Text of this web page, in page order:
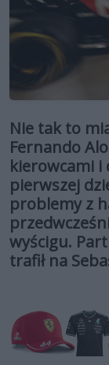
Nie tak to
Fernando
kierowcami i
pierwszej
problemy z
wyścigu.
trafił na